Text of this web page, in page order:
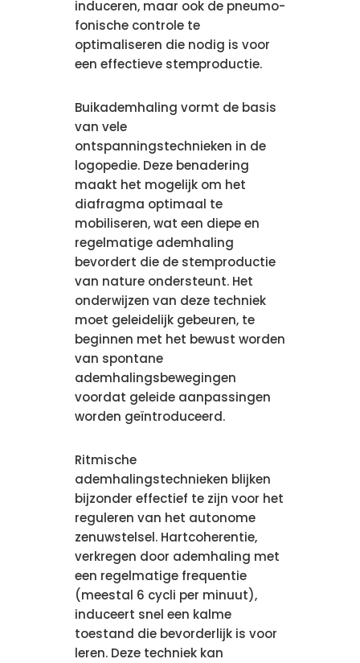
induceren, maar ook de pneumo-
fonische controle te
optimaliseren die nodig is voor
een effectieve stemproductie.
Buikademhaling vormt de basis
van vele
ontspanningstechnieken in de
logopedie. Deze benadering
maakt het mogelijk om het
diafragma optimaal te
mobiliseren, wat een diepe en
regelmatige ademhaling
bevordert die de stemproductie
van nature ondersteunt. Het
onderwijzen van deze techniek
moet geleidelijk gebeuren, te
beginnen met het bewust worden
van spontane
ademhalingsbewegingen
voordat geleide aanpassingen
worden geïntroduceerd.
Ritmische
ademhalingstechnieken blijken
bijzonder effectief te zijn voor het
reguleren van het autonome
zenuwstelsel. Hartcoherentie,
verkregen door ademhaling met
een regelmatige frequentie
(meestal 6 cycli per minuut),
induceert snel een kalme
toestand die bevorderlijk is voor
leren. Deze techniek kan